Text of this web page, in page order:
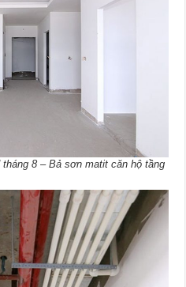
8 – Bả sơn matit căn hộ tầng